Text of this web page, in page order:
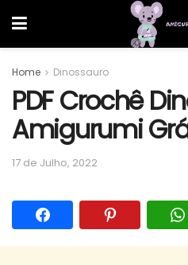
Home Dinossauro
PDF Crochê
Amigurumi
17 de Julho, 2022